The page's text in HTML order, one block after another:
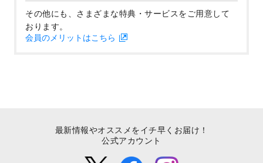
その他にも、さまざまな特典・サービスをご用意して
おります。
会員のメリットはこちら
最新情報やオススメをイチ早くお届け！
公式アカウント